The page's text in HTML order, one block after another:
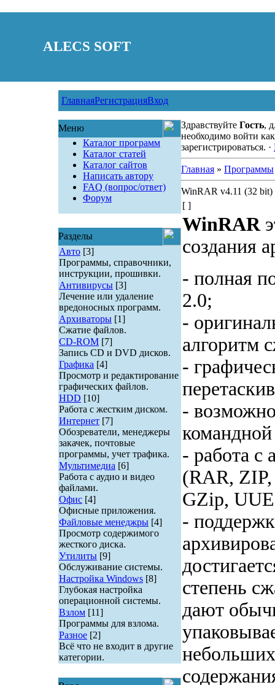
ALECS SOFT
ГлавнаяРегистрацияВход
Меню
Каталог программ
Каталог статей
Каталог сайтов
Написать автору
FAQ (вопрос/ответ)
Форум
Разделы
Авто [3]
Программы, справочники,
инструкции, прошивки.
Антивирусы [3]
Лечение или удаление
вредоносных программ.
Архиваторы [1]
Сжатие файлов.
CD-ROM [7]
Запись CD и DVD дисков.
Графика [4]
Просмотр и редактирование
графических файлов.
HDD [10]
Работа с жестким диском.
Интернет [7]
Обозреватели, менеджеры
закачек, почтовые
программы, учет трафика.
Мультимедиа [6]
Работа с аудио и видео
файлами.
Офис [4]
Офисные приложения.
Файловые менеджры [4]
Просмотр содержимого
жесткого диска.
Утилиты [9]
Обслуживание системы.
Настройка Windows [8]
Глубокая настройка
операционной системы.
Взлом [11]
Программы для взлома.
Разное [2]
Всё что не входит в другие
категории.
Здравствуйте Гость,
необходимо войти
зарегистрироваться. ·
Главная» Программы
WinRAR v4.11 (32 bit)
[ ]
WinRAR
создания
- полная
2.0;
-
алгоритм
-
-
- работа с
(RAR,
GZip,
-
степень
дают